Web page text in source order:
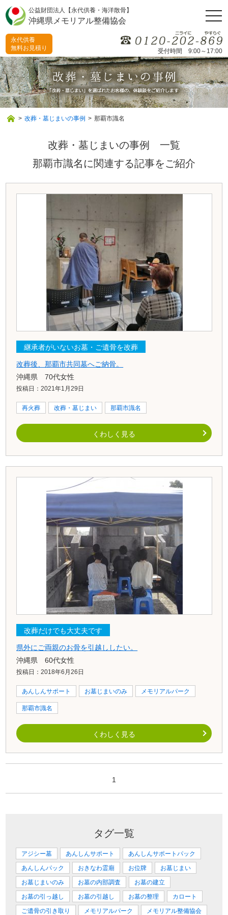
公益財団法人【永代供養・海洋散骨】
沖縄県メモリアル整備協会
受付時間 9:00～17:00
永代供養
無料お見積り
> 改葬・墓じまいの事例 > 那覇市識名
改葬・墓じまいの事例 一覧
那覇市識名に関連する記事をご紹介
継承者がいないお墓・ご遺骨を改葬
改葬後、那覇市共同墓へご納骨。
沖縄県 70代女性
投稿日：2021年1月29日
再火葬 改葬・墓じまい 那覇市識名
くわしく見る
改葬だけでも大丈夫です
県外にご両親のお骨を引越ししたい。
沖縄県 60代女性
投稿日：2018年6月26日
あんしんサポート お墓じまいのみ メモリアルパーク
那覇市識名
くわしく見る
1
タグ一覧
アジシー墓 あんしんサポート
あんしんサポートパック
あんしんパック
おきなわ霊廟 お位牌
お墓じまい
お墓じまいのみ
お墓の内部調査
お墓の建立
お墓の引っ越し
お墓の引越し お墓の整理
カロート
ご遺骨の引き取り
メモリアルパーク メモリアル整備協会